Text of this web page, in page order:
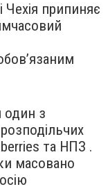
Чехія припиняє
один з
та НПЗ .
масовано